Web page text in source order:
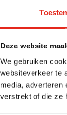
Deze website
We gebruiken
websiteverkeer te
media, adverteren
verstrekt of die ze